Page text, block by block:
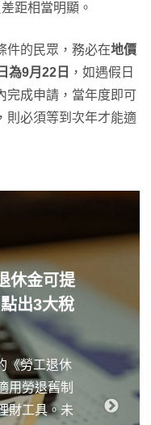
距相當明顯。
件的民眾，務必在地價
為9月22日 ，如遇假日
完成申請，當年度即可
則必須等到次年才能適
休金可提
出3大稅
《勞工退休
用勞退舊制
財工具。未